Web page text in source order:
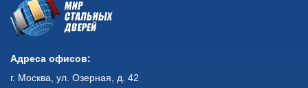
Адреса офисов:
г. Москва, ул. Озерная, д. 42